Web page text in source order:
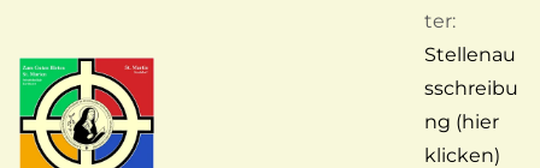
ter:
Stellenau
sschreibu
ng (hier
klicken)